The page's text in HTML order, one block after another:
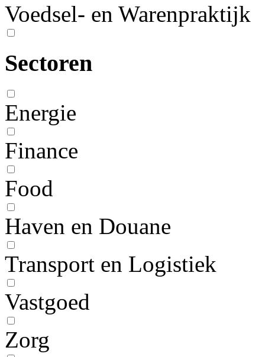
Voedsel- en Warenpraktijk
Sectoren
Energie
Finance
Food
Haven en Douane
Transport en Logistiek
Vastgoed
Zorg